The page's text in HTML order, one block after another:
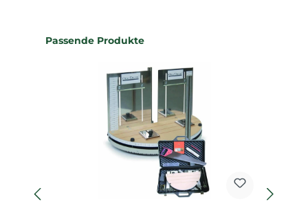
Produktgalerie überspringen
Passende Produkte